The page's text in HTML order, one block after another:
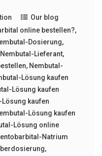
Our blog
online bestellen?,
Dosierung,
Nembutal-Lieferant,
, Nembutal-
Lösung kaufen
Lösung kaufen
Lösung kaufen
Lösung kaufen
Lösung online
Natrium
,